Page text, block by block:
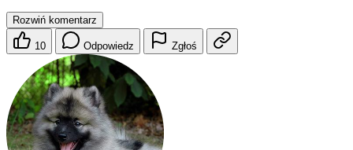
Rozwiń komentarz
10 Odpowiedz Zgłoś